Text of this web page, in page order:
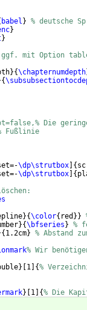
babel } % deutsche
}
}
ggf. mit Option
}{\chapternumdepth
{
Die
Fußlinie
\dp\strutbox {
\dp\strutbox {
}{\color{ red }}
}{\bfseries } %
{ 1.2cm} % Abstand
% Wir
} 1 {%
} 1 {% Die